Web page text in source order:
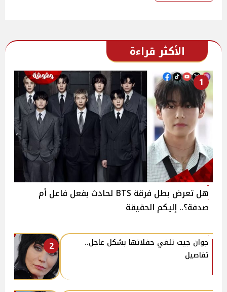
الأكثر قراءة
1
هل تعرض بطل فرقة BTS لحادث بفعل فاعل أم
صدفة؟.. إليكم الحقيقة
2
جوان جيت تلغي حفلاتها بشكل عاجل..
تفاصيل